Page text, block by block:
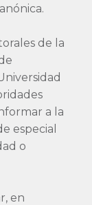
de la
a la
especial
o
en